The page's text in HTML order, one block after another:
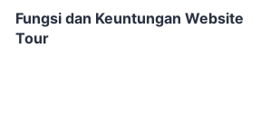
Fungsi dan Keuntungan Website
Tour